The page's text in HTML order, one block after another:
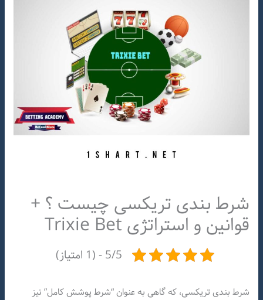
شرط بندی تریکسی چیست ؟ +
قوانین و استراتژی Trixie Bet
5/5 - (1 امتیاز)
شرط بندی تریکسی، که گاهی به عنوان “شرط پوشش کامل” نیز